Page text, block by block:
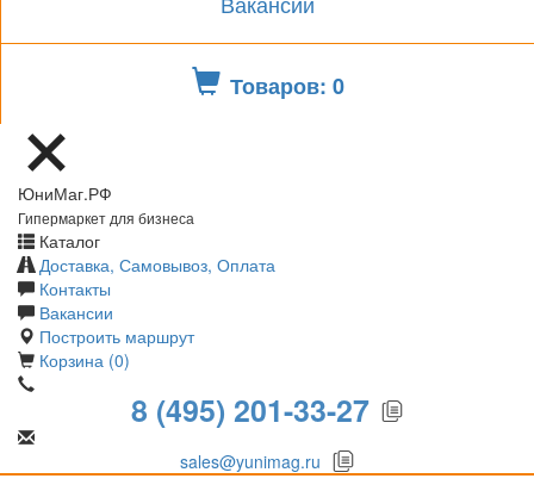
Товаров: 0
ЮниМаг.РФ
Гипермаркет для бизнеса
Каталог
Доставка, Самовывоз, Оплата
Контакты
Вакансии
Построить маршрут
Корзина (0)
8 (495) 201-33-27
sales@yunimag.ru